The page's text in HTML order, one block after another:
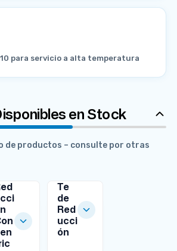
para servicio a alta temperatura
en Stock
de productos – consulte por otras
Te
de
Red
ucci
ón